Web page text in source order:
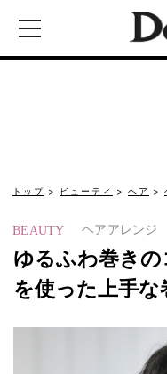
トップ ビューティ ヘア
BEAUTY ヘアアレンジ
ゆるふわ巻き
を使った上手な